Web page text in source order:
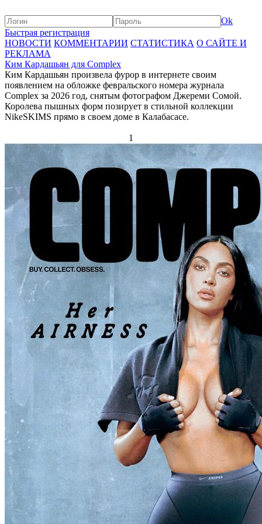
Ok
Быстрая регистрация
НОВОСТИ КОММЕНТАРИИ СТАТИСТИКА О САЙТЕ И
РЕКЛАМА
Ким Кардашьян для Complex
Ким Кардашьян произвела фурор в интернете своим
появлением на обложке февральского номера журнала
Complex за 2026 год, снятым фотографом Джереми Сомой.
Королева пышных форм позирует в стильной коллекции
NikeSKIMS прямо в своем доме в Калабасасе.
1